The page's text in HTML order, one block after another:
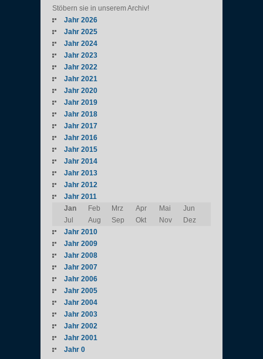
Stöbern sie in unserem Archiv!
Jahr 2026
Jahr 2025
Jahr 2024
Jahr 2023
Jahr 2022
Jahr 2021
Jahr 2020
Jahr 2019
Jahr 2018
Jahr 2017
Jahr 2016
Jahr 2015
Jahr 2014
Jahr 2013
Jahr 2012
Jahr 2011
Jan
Feb Mrz Apr Mai
Jun
Jul
Aug Sep Okt Nov
Dez
Jahr 2010
Jahr 2009
Jahr 2008
Jahr 2007
Jahr 2006
Jahr 2005
Jahr 2004
Jahr 2003
Jahr 2002
Jahr 2001
Jahr 0